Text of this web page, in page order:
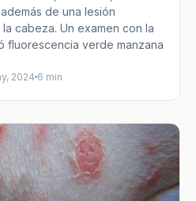
de una lesión
cabeza. Un examen con la
fluorescencia verde manzana
2024 6 min